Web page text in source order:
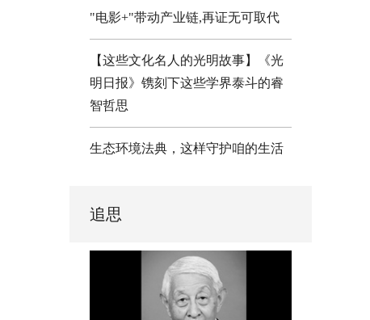
"电影+"带动产业链,再证无可取代
【这些文化名人的光明故事】《光
明日报》镌刻下这些学界泰斗的睿
智哲思
生态环境法典，这样守护咱的生活
追思